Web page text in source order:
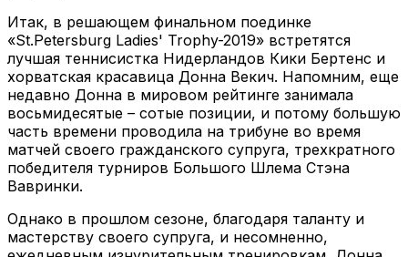
Итак, в решающем финальном поединке
«St.Petersburg Ladies' Trophy-2019» встретятся
лучшая теннисистка Нидерландов Кики Бертенс и
хорватская красавица Донна Векич. Напомним, еще
недавно Донна в мировом рейтинге занимала
восьмидесятые – сотые позиции, и потому большую
часть времени проводила на трибуне во время
матчей своего гражданского супруга, трехкратного
победителя турниров Большого Шлема Стэна
Вавринки.
Однако в прошлом сезоне, благодаря таланту и
мастерству своего супруга, и несомненно,